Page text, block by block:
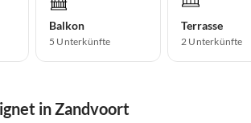
Balkon
5 Unterkünfte
Terrasse
2 Unterkünfte
in Zandvoort